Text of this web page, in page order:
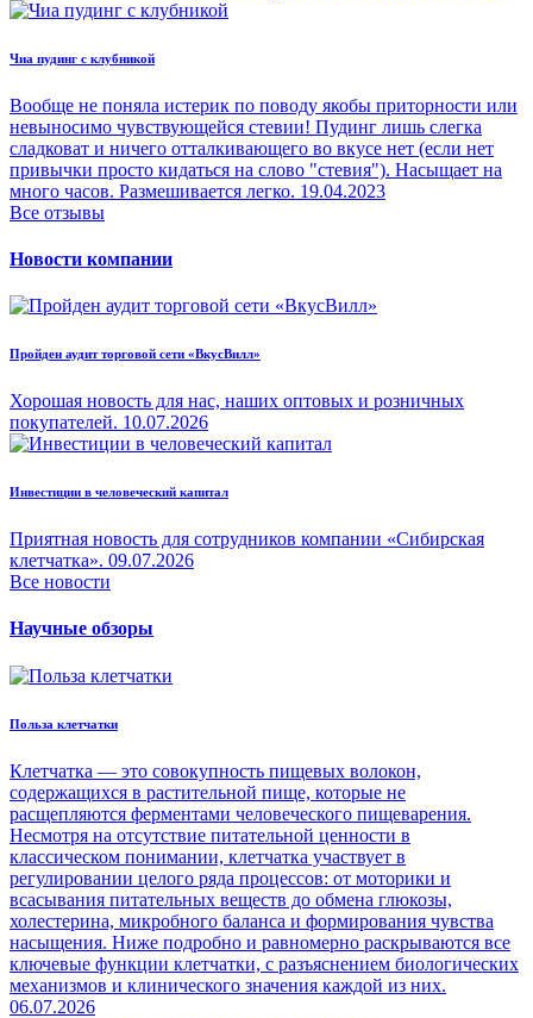
Чиа пудинг с клубникой
Вообще не поняла истерик по поводу якобы приторности или
невыносимо чувствующейся стевии! Пудинг лишь слегка
сладковат и ничего отталкивающего во вкусе нет (если нет
привычки просто кидаться на слово "стевия"). Насыщает на
много часов. Размешивается легко. 19.04.2023
Все отзывы
Новости компании
Пройден аудит торговой сети «ВкусВилл»
Хорошая новость для нас, наших оптовых и розничных
покупателей. 10.07.2026
Инвестиции в человеческий капитал
Приятная новость для сотрудников компании «Сибирская
клетчатка». 09.07.2026
Все новости
Научные обзоры
Польза клетчатки
Клетчатка — это совокупность пищевых волокон,
содержащихся в растительной пище, которые не
расщепляются ферментами человеческого пищеварения.
Несмотря на отсутствие питательной ценности в
классическом понимании, клетчатка участвует в
регулировании целого ряда процессов: от моторики и
всасывания питательных веществ до обмена глюкозы,
холестерина, микробного баланса и формирования чувства
насыщения. Ниже подробно и равномерно раскрываются все
ключевые функции клетчатки, с разъяснением биологических
механизмов и клинического значения каждой из них.
06.07.2026